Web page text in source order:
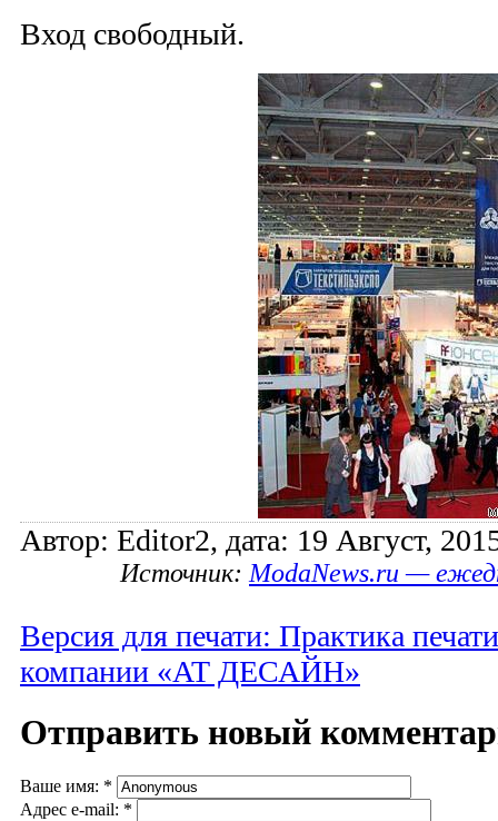
Вход свободный.
Автор: Editor2, дата: 19 Август,
Источник:ModaNews.ru —
Версия для печати: Практика
компании «АТ ДЕСАЙН»
Отправить новый
Ваше имя: *
Адрес e-mail: *